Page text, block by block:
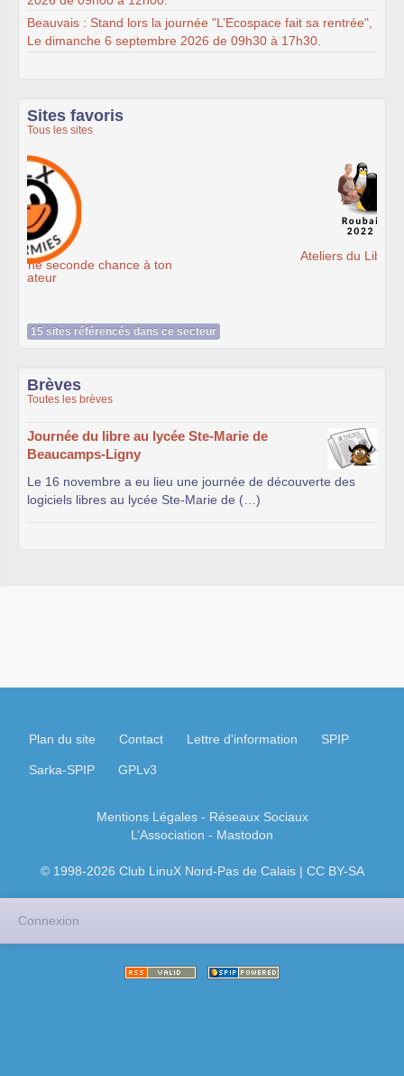
Beauvais : Stand lors la journée "L’Ecospace fait sa rentrée",
Le dimanche 6 septembre 2026 de 09h30 à 17h30.
Sites favoris
Tous les sites
15 sites référencés dans ce secteur
Brèves
Toutes les brèves
Journée du libre au lycée Ste-Marie de
Beaucamps-Ligny
Le 16 novembre a eu lieu une journée de découverte des
logiciels libres au lycée Ste-Marie de (…)
Plan du site Contact Lettre d'information SPIP
Sarka-SPIP GPLv3
Mentions Légales- Réseaux Sociaux
L’Association - Mastodon
© 1998-2026 Club LinuX Nord-Pas de Calais | CC BY-SA
Connexion